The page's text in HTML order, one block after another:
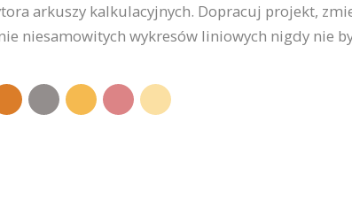
arkuszy kalkulacyjnych. Dopracuj projekt,
niesamowitych wykresów liniowych nigdy nie